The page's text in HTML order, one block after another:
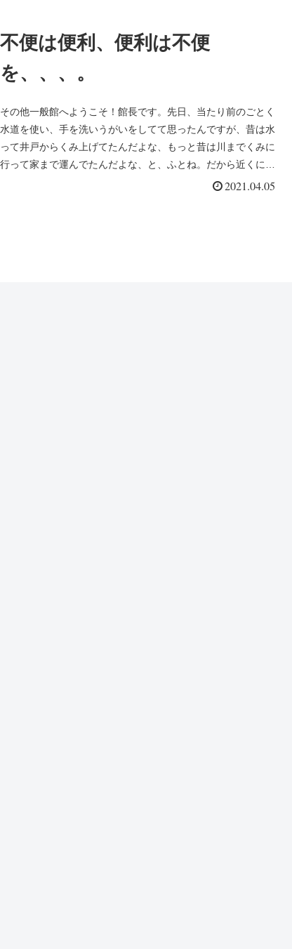
不便は便利、便利は不便
を、、、。
その他一般館へようこそ！館長です。先日、当たり前のごとく
水道を使い、手を洗いうがいをしてて思ったんですが、昔は水
って井戸からくみ上げてたんだよな、もっと昔は川までくみに
行って家まで運んでたんだよな、と、ふとね。だから近くに井
2021.04.05